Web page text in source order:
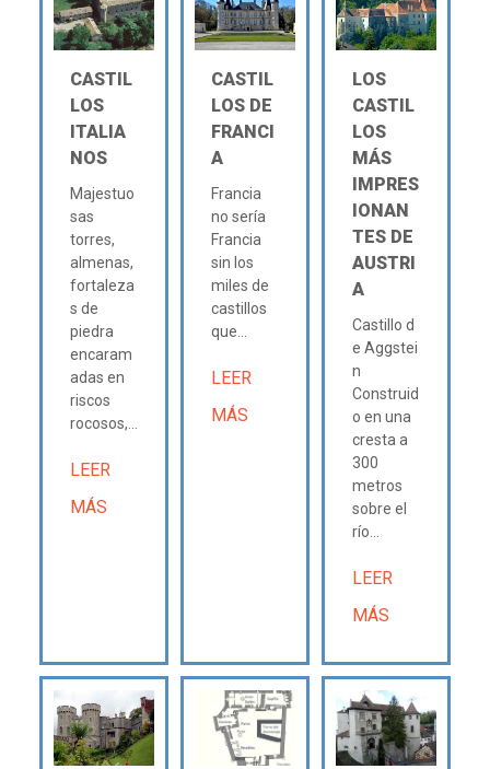
CASTIL
LOS
ITALIA
NOS
Majestuo
sas
torres,
almenas,
fortaleza
s de
piedra
encaram
adas en
riscos
rocosos,...
LEER
MÁS
CASTIL
LOS DE
FRANCI
A
Francia
no sería
Francia
sin los
miles de
castillos
que...
LEER
MÁS
LOS
CASTIL
LOS
MÁS
IMPRES
IONAN
TES DE
AUSTRI
A
Castillo d
e Aggstei
n
Construid
o en una
cresta a
300
metros
sobre el
río...
LEER
MÁS